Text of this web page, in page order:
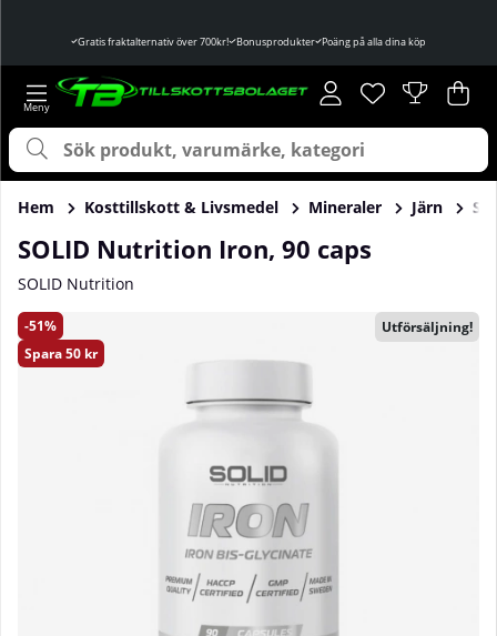
Gratis fraktalternativ över 700kr! Bonusprodukter Poäng på alla dina köp
Önskelista
Antal i
. .
Hem Kosttillskott & Livsmedel Mineraler Järn
SOLID Nutrition Iron, 90 caps
SOLID Nutrition
51
Spara50 kr
Utförsäljning!
Produktbilder SOLID Nutrition Iron, 90 caps